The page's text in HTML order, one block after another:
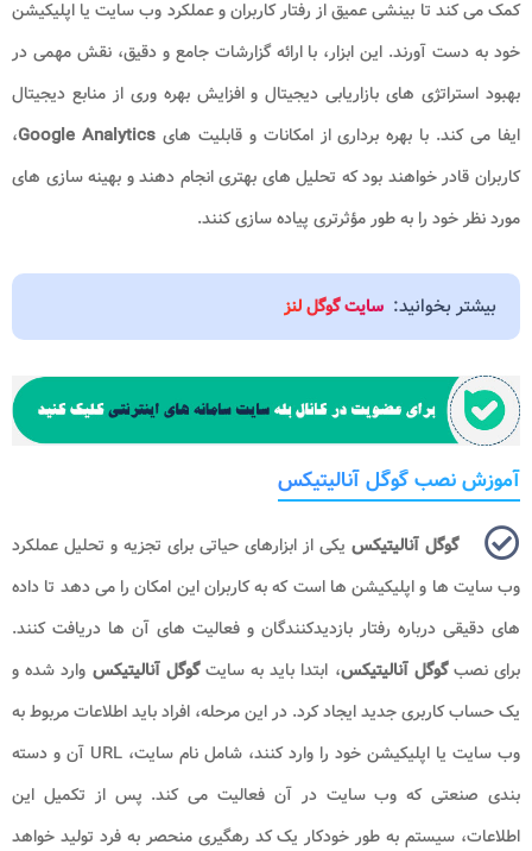
کمک می کند تا بینشی عمیق از رفتار کاربران و عملکرد وب سایت یا اپلیکیشن
خود به دست آورند. این ابزار، با ارائه گزارشات جامع و دقیق، نقش مهمی در
بهبود استراتژی های بازاریابی دیجیتال و افزایش بهره وری از منابع دیجیتال
ایفا می کند. با بهره برداری از امکانات و قابلیت هایGoogle Analytics،
کاربران قادر خواهند بود که تحلیل های بهتری انجام دهند و بهینه سازی های
مورد نظر خود را به طور مؤثرتری پیاده سازی کنند.
بیشتر بخوانید: سایت گوگل لنز
آموزش نصب گوگل آنالیتیکس
گوگل آنالیتیکس یکی از ابزارهای حیاتی برای تجزیه و تحلیل عملکرد
وب سایت ها و اپلیکیشن ها است که به کاربران این امکان را می دهد تا داده
های دقیقی درباره رفتار بازدیدکنندگان و فعالیت های آن ها دریافت کنند.
برای نصبگوگل آنالیتیکس، ابتدا باید به سایتگوگل آنالیتیکس وارد شده و
یک حساب کاربری جدید ایجاد کرد. در این مرحله، افراد باید اطلاعات مربوط به
وب سایت یا اپلیکیشن خود را وارد کنند، شامل نام سایت، URL آن و دسته
بندی صنعتی که وب سایت در آن فعالیت می کند. پس از تکمیل این
اطلاعات، سیستم به طور خودکار یک کد رهگیری منحصر به فرد تولید خواهد